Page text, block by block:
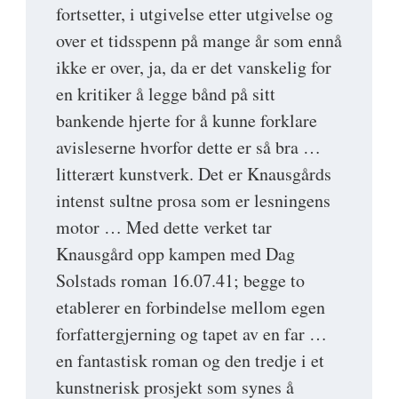
fortsetter, i utgivelse etter utgivelse og
over et tidsspenn på mange år som ennå
ikke er over, ja, da er det vanskelig for
en kritiker å legge bånd på sitt
bankende hjerte for å kunne forklare
avisleserne hvorfor dette er så bra …
litterært kunstverk. Det er Knausgårds
intenst sultne prosa som er lesningens
motor … Med dette verket tar
Knausgård opp kampen med Dag
Solstads roman 16.07.41; begge to
etablerer en forbindelse mellom egen
forfattergjerning og tapet av en far …
en fantastisk roman og den tredje i et
kunstnerisk prosjekt som synes å